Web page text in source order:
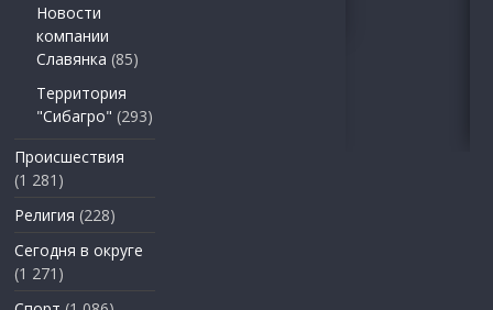
Новости
компании
Славянка (85)
Территория
"Сибагро" (293)
Происшествия
(1 281)
Религия (228)
Сегодня в округе
(1 271)